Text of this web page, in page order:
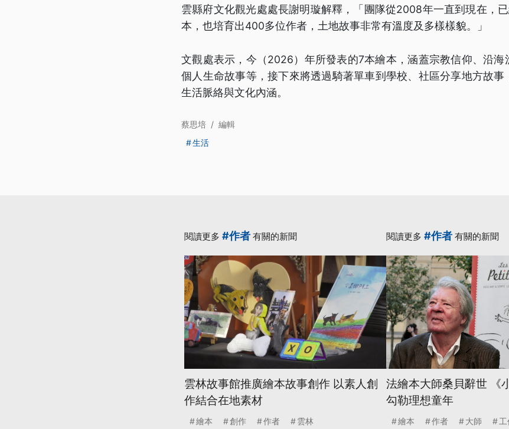
雲縣府文化觀光處處長謝明璇解釋，「團隊從2008年一直到現在，
本，也培育出400多位作者，土地故事非常有溫度及多樣樣貌。」
文觀處表示，今（2026）年所發表的7本繪本，涵蓋宗教信仰、沿海
個人生命故事等，接下來將透過騎著單車到學校、社區分享地方故事
生活脈絡與文化內涵。
蔡思培 / 編輯
生活
閱讀更多 #作者 有關的新聞
雲林故事館推廣繪本故事創作 以素人創
作結合在地素材
繪本 創作 作者 雲林
閱讀更多 #作者 有關的新聞
法繪本大師桑貝辭世 《
勾勒理想童年
繪本 作者 大師